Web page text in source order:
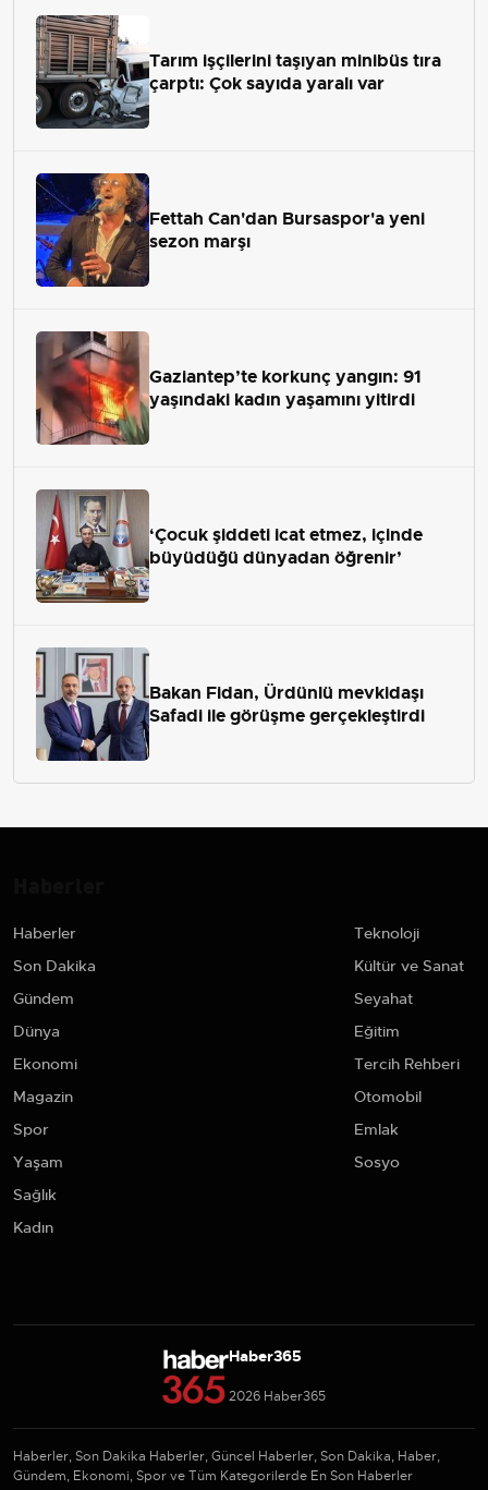
Tarım işçilerini taşıyan minibüs tıra
çarptı: Çok sayıda yaralı var
Fettah Can'dan Bursaspor'a yeni
sezon marşı
Gaziantep’te korkunç yangın: 91
yaşındaki kadın yaşamını yitirdi
‘Çocuk şiddeti icat etmez, içinde
büyüdüğü dünyadan öğrenir’
Bakan Fidan, Ürdünlü mevkidaşı
Safadi ile görüşme gerçekleştirdi
Haberler
Son Dakika
Gündem
Dünya
Ekonomi
Magazin
Spor
Yaşam
Sağlık
Kadın
Teknoloji
Kültür ve Sanat
Seyahat
Eğitim
Tercih Rehberi
Otomobil
Emlak
Sosyo
Haber365
2026 Haber365
Haberler, Son Dakika Haberler, Güncel Haberler, Son Dakika, Haber,
Gündem, Ekonomi, Spor ve Tüm Kategorilerde En Son Haberler